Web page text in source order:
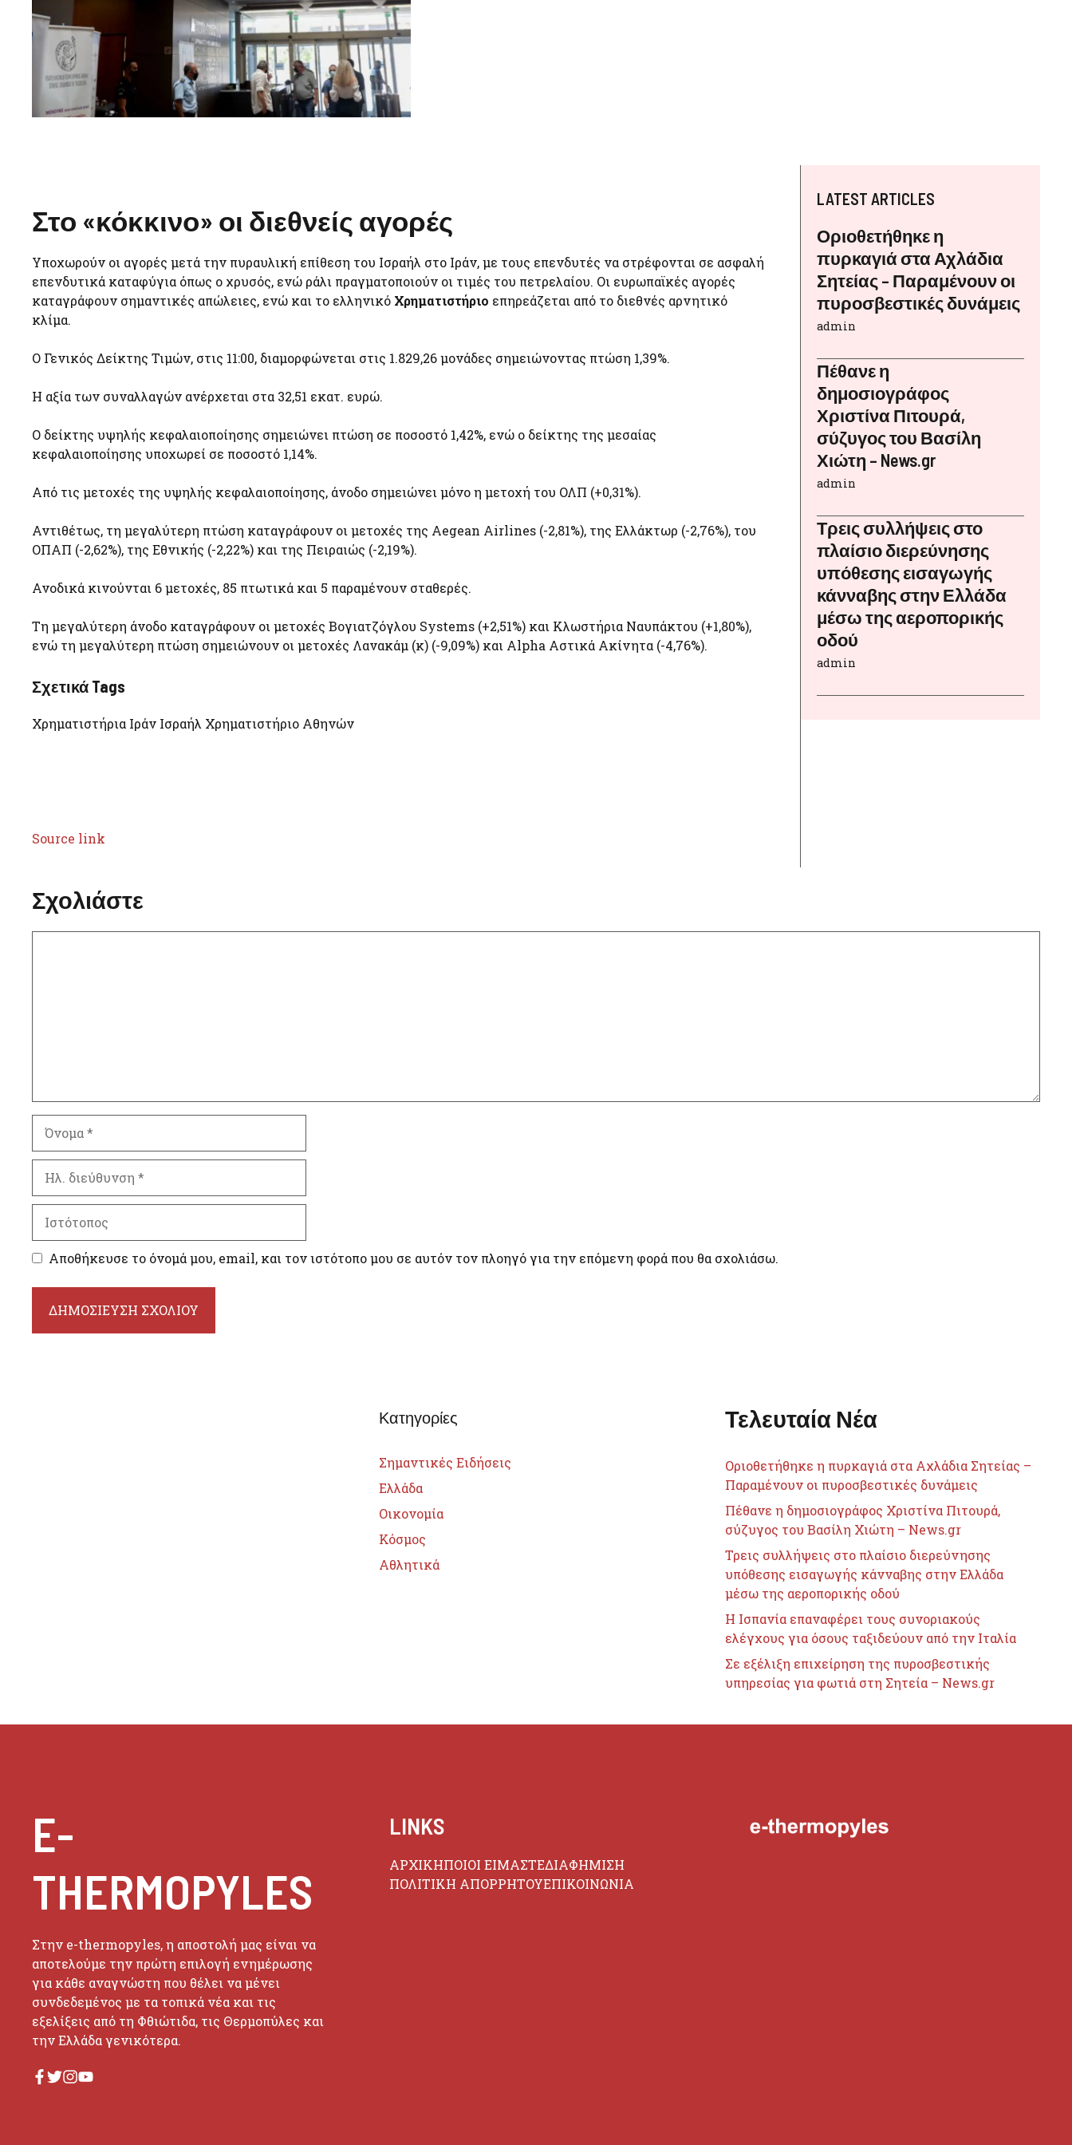
Στο «κόκκινο» οι διεθνείς αγορές
Υποχωρούν οι αγορές μετά την πυραυλική επίθεση του Ισραήλ στο Ιράν, με τους επενδυτές να στρέφονται σε ασφαλή
επενδυτικά καταφύγια όπως ο χρυσός, ενώ ράλι πραγματοποιούν οι τιμές του πετρελαίου. Οι ευρωπαϊκές αγορές
καταγράφουν σημαντικές απώλειες, ενώ και το ελληνικό Χρηματιστήριο επηρεάζεται από το διεθνές αρνητικό
κλίμα.
O Γενικός Δείκτης Τιμών, στις 11:00, διαμορφώνεται στις 1.829,26 μονάδες σημειώνοντας πτώση 1,39%.
Η αξία των συναλλαγών ανέρχεται στα 32,51 εκατ. ευρώ.
Ο δείκτης υψηλής κεφαλαιοποίησης σημειώνει πτώση σε ποσοστό 1,42%, ενώ ο δείκτης της μεσαίας
κεφαλαιοποίησης υποχωρεί σε ποσοστό 1,14%.
Από τις μετοχές της υψηλής κεφαλαιοποίησης, άνοδο σημειώνει μόνο η μετοχή του ΟΛΠ (+0,31%).
Αντιθέτως, τη μεγαλύτερη πτώση καταγράφουν οι μετοχές της Aegean Airlines (-2,81%), της Ελλάκτωρ (-2,76%), του
ΟΠΑΠ (-2,62%), της Εθνικής (-2,22%) και της Πειραιώς (-2,19%).
Ανοδικά κινούνται 6 μετοχές, 85 πτωτικά και 5 παραμένουν σταθερές.
Τη μεγαλύτερη άνοδο καταγράφουν οι μετοχές Βογιατζόγλου Systems (+2,51%) και Κλωστήρια Ναυπάκτου (+1,80%),
ενώ τη μεγαλύτερη πτώση σημειώνουν οι μετοχές Λανακάμ (κ) (-9,09%) και Alpha Αστικά Ακίνητα (-4,76%).
Σχετικά Tags
Χρηματιστήρια Ιράν Ισραήλ Χρηματιστήριο Αθηνών
Source link
LATEST ARTICLES
Οριοθετήθηκε η
πυρκαγιά στα Αχλάδια
Σητείας – Παραμένουν οι
πυροσβεστικές δυνάμεις
admin
Πέθανε η
δημοσιογράφος
Χριστίνα Πιτουρά,
σύζυγος του Βασίλη
Χιώτη – News.gr
admin
Τρεις συλλήψεις στο
πλαίσιο διερεύνησης
υπόθεσης εισαγωγής
κάνναβης στην Ελλάδα
μέσω της αεροπορικής
οδού
admin
Σχολιάστε
διεύθυνση
Αποθήκευσε το όνομά μου, email, και τον ιστότοπο μου σε αυτόν τον πλοηγό για την επόμενη φορά που θα σχολιάσω.
Κατηγορίες
Σημαντικές Ειδήσεις
Ελλάδα
Οικονομία
Κόσμος
Αθλητικά
Τελευταία Νέα
Οριοθετήθηκε η πυρκαγιά στα Αχλάδια Σητείας –
Παραμένουν οι πυροσβεστικές δυνάμεις
Πέθανε η δημοσιογράφος Χριστίνα Πιτουρά,
σύζυγος του Βασίλη Χιώτη – News.gr
Τρεις συλλήψεις στο πλαίσιο διερεύνησης
υπόθεσης εισαγωγής κάνναβης στην Ελλάδα
μέσω της αεροπορικής οδού
H Ισπανία επαναφέρει τους συνοριακούς
ελέγχους για όσους ταξιδεύουν από την Ιταλία
Σε εξέλιξη επιχείρηση της πυροσβεστικής
υπηρεσίας για φωτιά στη Σητεία – News.gr
E-
THERMOPYLES
Στην e-thermopyles, η αποστολή μας είναι να
αποτελούμε την πρώτη επιλογή ενημέρωσης
για κάθε αναγνώστη που θέλει να μένει
συνδεδεμένος με τα τοπικά νέα και τις
εξελίξεις από τη Φθιώτιδα, τις Θερμοπύλες και
την Ελλάδα γενικότερα.
LINKS
ΑΡΧΙΚΗΠΟΙΟΙ ΕΙΜΑΣΤΕΔΙΑΦΗΜΙΣΗ
ΠΟΛΙΤΙΚΗ ΑΠΟΡΡΗΤΟΥΕΠΙΚΟΙΝΩΝΙΑ